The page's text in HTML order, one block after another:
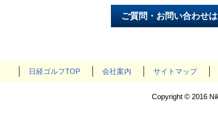
日経ゴルフTOP 会社案内 サイトマップ
Copyright © 2016